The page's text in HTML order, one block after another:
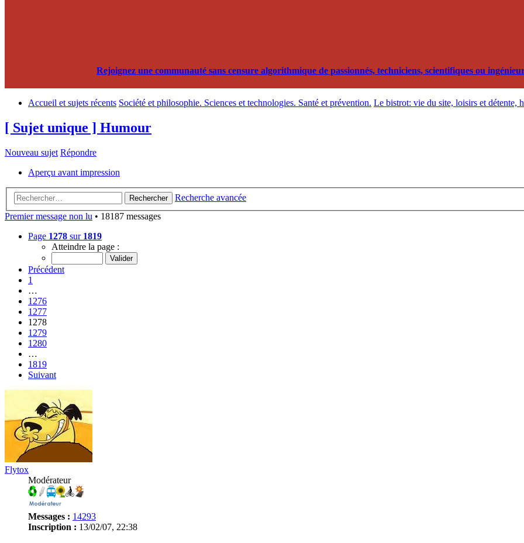
Rejoignez une communauté sans censure algorithmique de passionnés, techniciens, scientifiques ou
Accueil et sujets récents Société et philosophie. Sciences et technologies. Santé et prévention. Le bistrot: vie du site, loisirs et détente,
[ Sujet unique ] Humour
Nouveau sujet Répondre
Aperçu avant impression
Rechercher
Recherche avancée
Premier message non lu • 18187 messages
Page 1278 sur 1819
Atteindre la page :
Précédent
1
…
1276
1277
1278
1279
1280
…
1819
Suivant
Flytox
Modérateur
Messages : 14293
Inscription : 13/02/07, 22:38